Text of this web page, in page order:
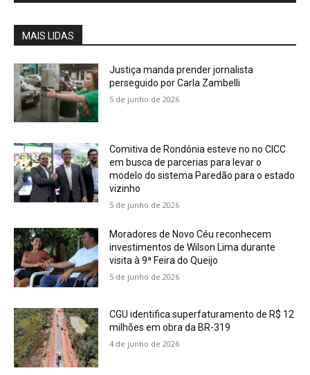
MAIS LIDAS
Justiça manda prender jornalista
perseguido por Carla Zambelli
5 de junho de 2026
Comitiva de Rondônia esteve no no CICC
em busca de parcerias para levar o
modelo do sistema Paredão para o estado
vizinho
5 de junho de 2026
Moradores de Novo Céu reconhecem
investimentos de Wilson Lima durante
visita à 9ª Feira do Queijo
5 de junho de 2026
CGU identifica superfaturamento de R$ 12
milhões em obra da BR-319
4 de junho de 2026